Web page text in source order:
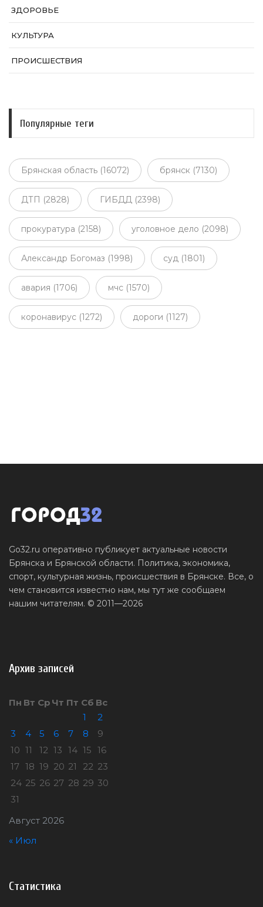
ЗДОРОВЬЕ
КУЛЬТУРА
ПРОИСШЕСТВИЯ
Популярные теги
Брянская область (16072) брянск (7130)
ДТП (2828) ГИБДД (2398)
прокуратура (2158) уголовное дело (2098)
Александр Богомаз (1998) суд (1801)
авария (1706) мчс (1570)
коронавирус (1272) дороги (1127)
Go32.ru оперативно публикует актуальные новости
Брянска и Брянской области. Политика, экономика,
спорт, культурная жизнь, происшествия в Брянске. Все, о
чем становится известно нам, мы тут же сообщаем
нашим читателям. © 2011—2026
Архив записей
Август 2026
Пн Вт Ср Чт Пт Сб Вс
1
2
3
4 5 6 7 8
9
10 11 12 13 14 15 16
17 18 19 20 21 22 23
24 25 26 27 28 29 30
31
« Июл
Статистика